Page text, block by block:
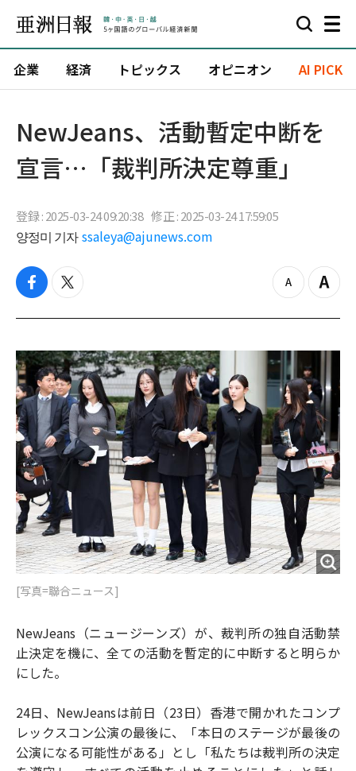
企業 経済 トピックス オピニオン AI PICK
NewJeans、活動暫定中断を
宣言…「裁判所決定尊重」
登録 : 2025-03-24 09:20:38 修正 : 2025-03-24 17:59:05
양정미 기자 ssaleya@ajunews.com
f
c
b
o
o
k
t
i
t
e
r
z
o
o
u
t
Z
o
i
[写真=聯合ニュース]
NewJeans（ニュージーンズ）が、裁判所の独自活動禁
止決定を機に、全ての活動を暫定的に中断すると明らか
にした。
24日、NewJeansは前日（23日）香港で開かれたコンプ
レックスコン公演の最後に、「本日のステージが最後の
公演になる可能性がある」とし「私たちは裁判所の決定